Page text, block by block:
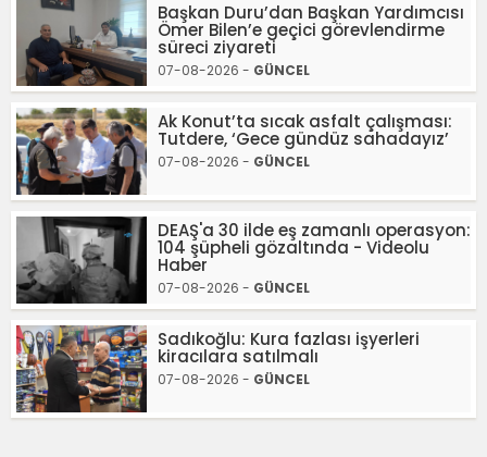
Başkan Duru’dan Başkan Yardımcısı
Ömer Bilen’e geçici görevlendirme
süreci ziyareti
07-08-2026 - GÜNCEL
Ak Konut’ta sıcak asfalt çalışması:
Tutdere, ‘Gece gündüz sahadayız’
07-08-2026 - GÜNCEL
DEAŞ'a 30 ilde eş zamanlı operasyon:
104 şüpheli gözaltında - Videolu
Haber
07-08-2026 - GÜNCEL
Sadıkoğlu: Kura fazlası işyerleri
kiracılara satılmalı
07-08-2026 - GÜNCEL